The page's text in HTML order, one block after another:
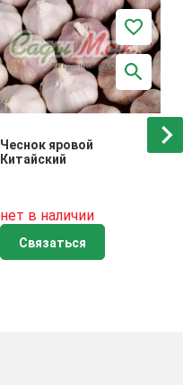
Чеснок яровой
Китайский
нет в наличии
Связаться